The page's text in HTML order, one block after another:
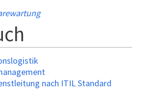
nach ITIL Standard